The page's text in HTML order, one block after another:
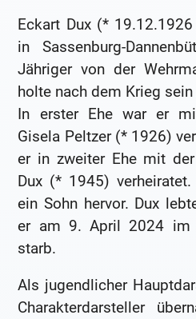
Eckart Dux (*
in Sassenburg-
Jähriger von der
holte nach dem Krieg
In erster Ehe war er
Gisela Peltzer (* 1926)
er in zweiter Ehe mit
Dux (* 1945)
ein Sohn hervor. Dux
er am 9. April 2024 im
starb.
Als jugendlicher
Charakterdarsteller